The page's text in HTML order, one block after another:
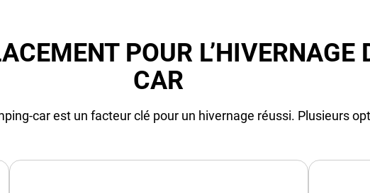
POUR
CAR
car est un facteur clé pour un hivernage réussi. Plusieurs